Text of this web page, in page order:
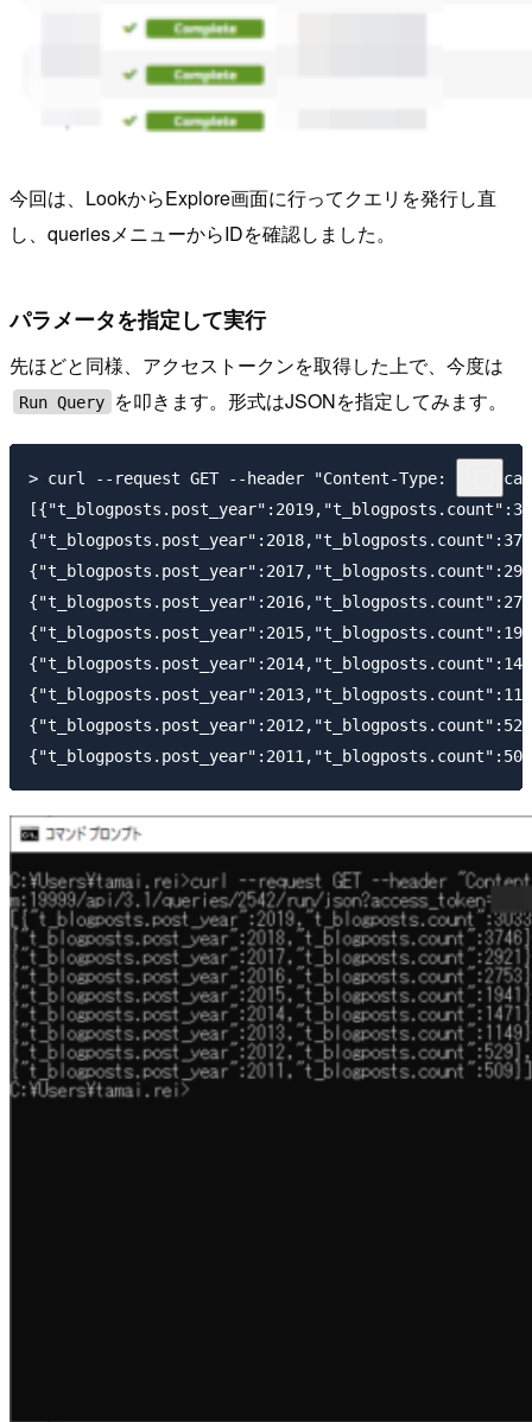
今回は、LookからExplore画面に行ってクエリを発行し直
し、queriesメニューからIDを確認しました。
パラメータを指定して実行
先ほどと同様、アクセストークンを取得した上で、今度は
Run Query を叩きます。形式はJSONを指定してみます。
> curl --request GET --header "Content-Type: